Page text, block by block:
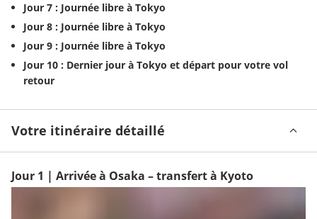
Jour 7 : Journée libre à Tokyo
Jour 8 : Journée libre à Tokyo
Jour 9 : Journée libre à Tokyo
Jour 10 : Dernier jour à Tokyo et départ pour votre vol
retour
Votre itinéraire détaillé
Jour 1 | Arrivée à Osaka – transfert à Kyoto